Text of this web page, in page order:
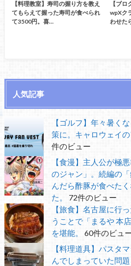
【料理教室】寿司の握り方を教え
てもらえて握った寿司が食べられ
て3500円。喜…
【ブ
wpXク
わせた
人気記事
【ゴルフ】年々暑く
策に。キャロウェイ
件のビュー
【食漫】主人公が極
のジャン」。続編の
んだら酢豚が食べた
た。
72件のビュー
【旅食】名古屋に行
うことで「まるや 本
を堪能。
60件のビュ
【料理道具】パスタ
んでしまっていた問